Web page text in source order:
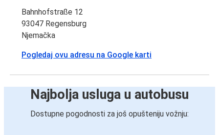
Bahnhofstraße 12
93047 Regensburg
Njemačka
Pogledaj ovu adresu na Google karti
Najbolja usluga u autobusu
Dostupne pogodnosti za još opušteniju vožnju: